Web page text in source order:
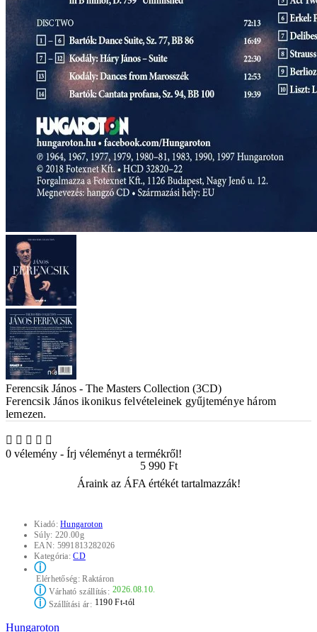
Ferencsik János - The Masters Collection (3CD)
Ferencsik János ikonikus felvételeinek gyűjteménye három
lemezen.
0 vélemény - Írj véleményt a termékről!
5 990 Ft
Áraink az ÁFA értékét tartalmazzák!
Kiadó:Hungaroton
Súly: 220.00g
EAN: 5991813282026
Kategória:CD
ⓘ
Elérhetőség:Raktáron
ⓘVárható szállítás: 2026.08.10.
ⓘSzállítási ár: 1190 Ft-tól
Hungaroton